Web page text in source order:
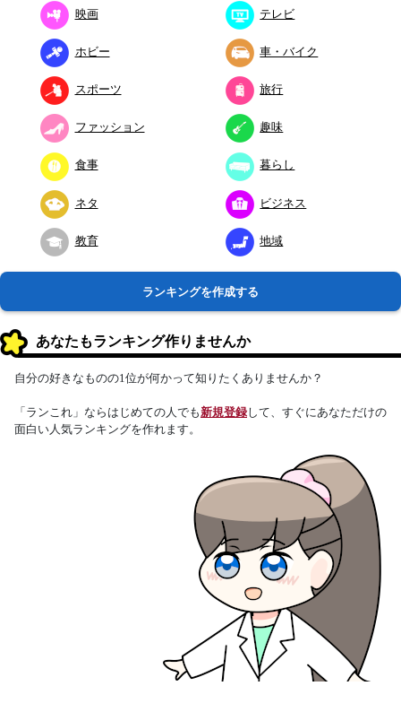
映画 テレビ
ホビー 車・バイク
スポーツ 旅行
ファッション 趣味
食事 暮らし
ネタ ビジネス
教育 地域
ランキングを作成する
あなたもランキング作りませんか
自分の好きなものの1位が何かって知りたくありませんか？
「ランこれ」ならはじめての人でも新規登録して、すぐにあなただけの
面白い人気ランキングを作れます。